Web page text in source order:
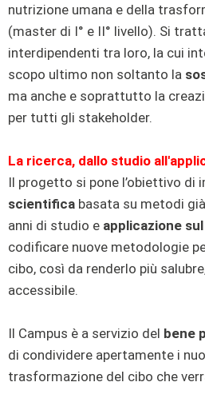
nutrizione umana e della
(master di I° e II° livello). Si
interdipendenti tra loro, la cui
scopo ultimo non soltanto la
ma anche e soprattutto la
per tutti gli stakeholder.
La ricerca, dallo studio
Il progetto si pone l’obiettivo di
scientifica basata su metodi
anni di studio e applicazione
codificare nuove metodologie
cibo, così da renderlo più
accessibile.
Il Campus è a servizio del bene
di condividere apertamente i
trasformazione del cibo che